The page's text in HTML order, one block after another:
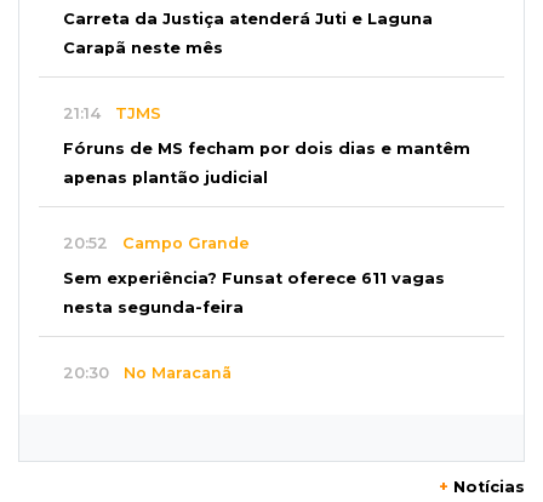
Carreta da Justiça atenderá Juti e Laguna
Carapã neste mês
21:14 TJMS
Fóruns de MS fecham por dois dias e mantêm
apenas plantão judicial
20:52 Campo Grande
Sem experiência? Funsat oferece 611 vagas
nesta segunda-feira
20:30 No Maracanã
+ Notícias